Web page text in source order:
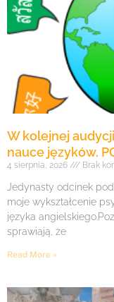
W kolejnej
nauce języków.
4 sierpnia, 2026 Brak
Jedynasty odcinek
moje wykształcenie
języka
sprawiają, że
Read More »